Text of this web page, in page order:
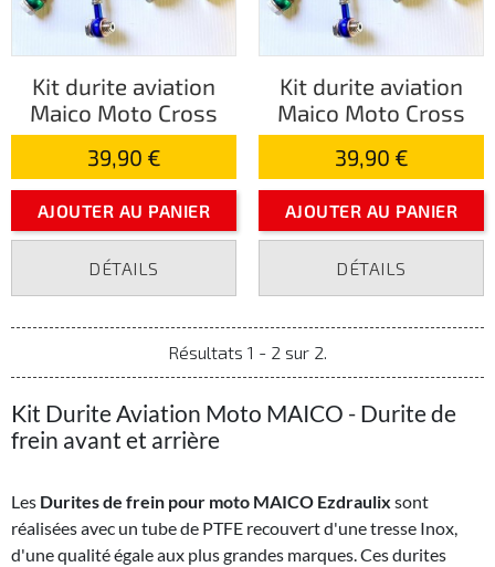
Kit durite aviation
Maico Moto Cross
39,90 €
AJOUTER AU PANIER
DÉTAILS
Kit durite aviation
Maico Moto Cross
39,90 €
AJOUTER AU PANIER
DÉTAILS
Résultats 1 - 2 sur 2.
Kit Durite Aviation Moto MAICO - Durite de
frein avant et arrière
Les Durites de frein pour moto MAICO Ezdraulix sont
réalisées avec un tube de PTFE recouvert d'une tresse Inox,
d'une qualité égale aux plus grandes marques. Ces durites